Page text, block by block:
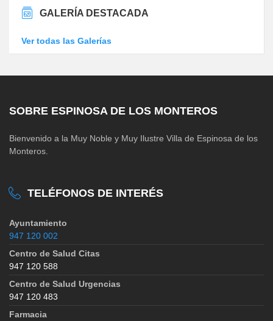
GALERÍA DESTACADA
Ver todas las Galerías
SOBRE ESPINOSA DE LOS MONTEROS
Bienvenido a la Muy Noble y Muy Ilustre Villa de Espinosa de los
Monteros.
TELÉFONOS DE INTERÉS
Ayuntamiento
947 120 002
Centro de Salud Citas
947 120 588
Centro de Salud Urgencias
947 120 483
Farmacia